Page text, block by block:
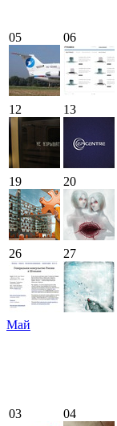
05 06
12 13
19 20
26 27
Май
03 04